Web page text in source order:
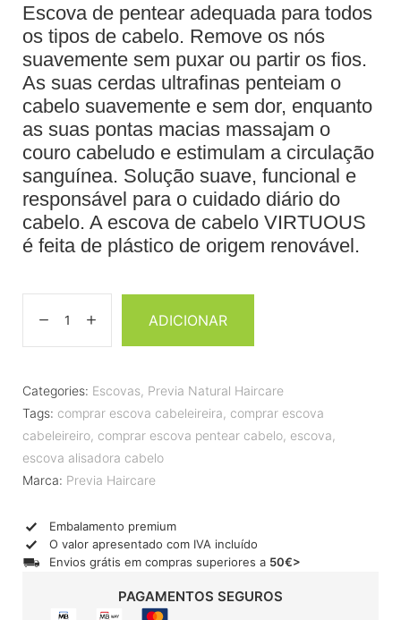
Escova de pentear adequada para todos
os tipos de cabelo. Remove os nós
suavemente sem puxar ou partir os fios.
As suas cerdas ultrafinas penteiam o
cabelo suavemente e sem dor, enquanto
as suas pontas macias massajam o
couro cabeludo e estimulam a circulação
sanguínea. Solução suave, funcional e
responsável para o cuidado diário do
cabelo. A escova de cabelo VIRTUOUS
é feita de plástico de origem renovável.
ADICIONAR
Categories: Escovas, Previa Natural Haircare
Tags: comprar escova cabeleireira, comprar escova
cabeleireiro, comprar escova pentear cabelo, escova,
escova alisadora cabelo
Marca: Previa Haircare
Embalamento premium
O valor apresentado com IVA incluído
Envios grátis em compras superiores a 50€>
PAGAMENTOS SEGUROS